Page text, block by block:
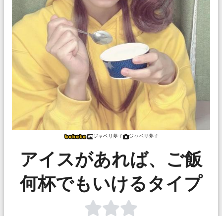
ジャベリ夢子 ジャベリ夢子
アイスがあれば、ご飯
何杯でもいけるタイプ